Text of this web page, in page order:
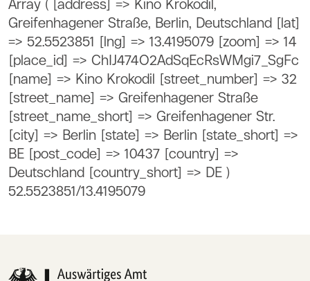
Array ( [address] => Kino Krokodil,
Greifenhagener Straße, Berlin, Deutschland [lat]
=> 52.5523851 [lng] => 13.4195079 [zoom] => 14
[place_id] => ChIJ474O2AdSqEcRsWMgi7_SgFc
[name] => Kino Krokodil [street_number] => 32
[street_name] => Greifenhagener Straße
[street_name_short] => Greifenhagener Str.
[city] => Berlin [state] => Berlin [state_short] =>
BE [post_code] => 10437 [country] =>
Deutschland [country_short] => DE )
52.5523851/13.4195079